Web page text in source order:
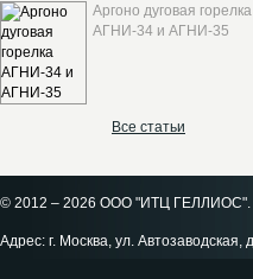
Аргоно дуговая горелка
АГНИ-34 и АГНИ-35
Все статьи
© 2012 – 2026 ООО "ИТЦ ГЕЛЛИОС".
Адрес: г. Москва, ул.